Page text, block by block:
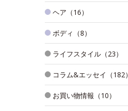
ヘア（16）
ボディ（8）
ライフスタイル（23）
コラム&エッセイ（182）
お買い物情報（10）